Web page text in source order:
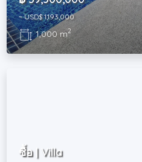
~ USD$ 1,193,000
1,000 m2
ซื้อ | Villa